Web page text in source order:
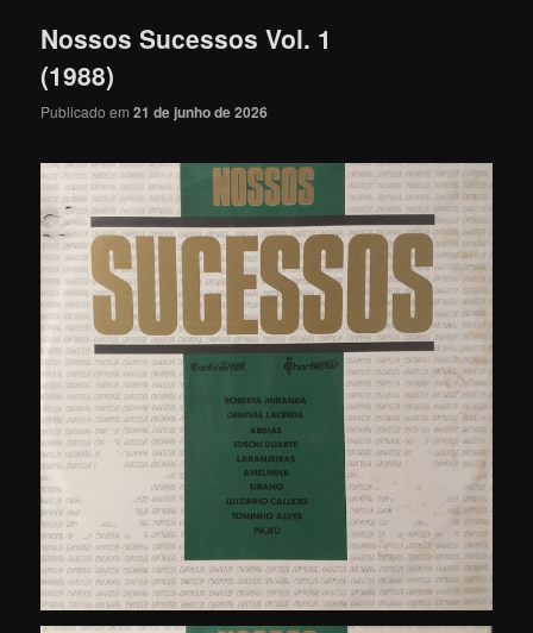
Nossos Sucessos Vol. 1
(1988)
Publicado em21 de junho de 2026